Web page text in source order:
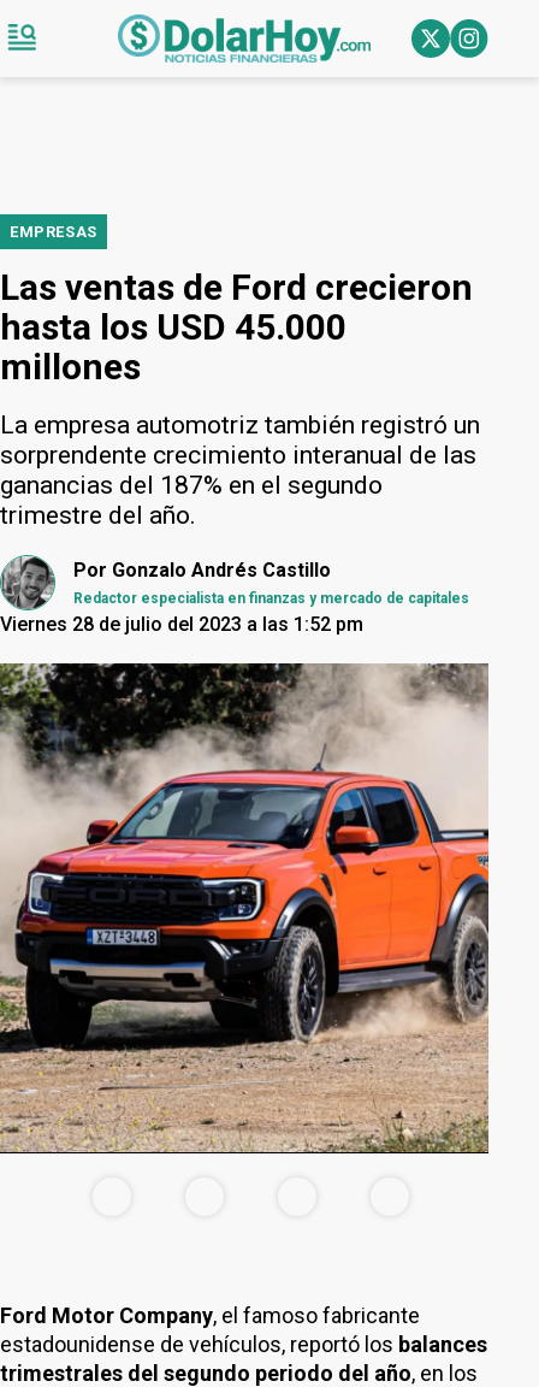
EMPRESAS
Las ventas de Ford crecieron
hasta los USD 45.000
millones
La empresa automotriz también registró un
sorprendente crecimiento interanual de las
ganancias del 187% en el segundo
trimestre del año.
Por Gonzalo Andrés Castillo
Redactor especialista en finanzas y mercado de capitales
Viernes 28 de julio del 2023 a las 1:52 pm
Ford Motor Company, el famoso fabricante
estadounidense de vehículos, reportó los balances
trimestrales del segundo periodo del año, en los